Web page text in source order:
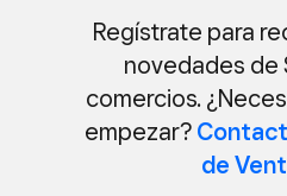
Regístrate para
novedades de
comercios.
empezar?
de